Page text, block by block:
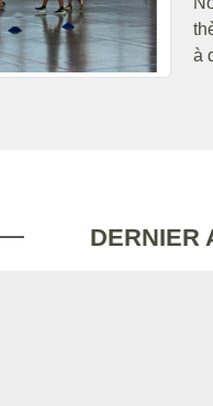
à
DERNIER